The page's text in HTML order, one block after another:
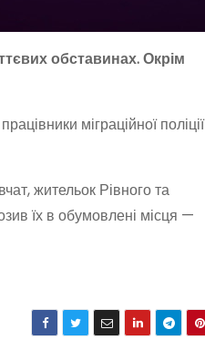
обставинах. Окрім
міграційної поліції
жительок Рівного та
їх в обумовлені місця —